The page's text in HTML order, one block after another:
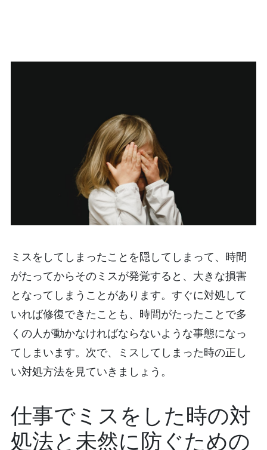
ミスをしてしまったことを隠してしまって、時間
がたってからそのミスが発覚すると、大きな損害
となってしまうことがあります。すぐに対処して
いれば修復できたことも、時間がたったことで多
くの人が動かなければならないような事態になっ
てしまいます。次で、ミスしてしまった時の正し
い対処方法を見ていきましょう。
仕事でミスをした時の対
処法と未然に防ぐための